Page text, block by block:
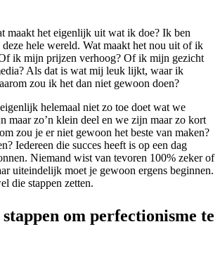
maakt het eigenlijk uit wat ik doe? Ik ben
hele wereld. Wat maakt het nou uit of ik
ik mijn prijzen verhoog? Of ik mijn gezicht
Als dat is wat mij leuk lijkt, waar ik
zou ik het dan niet gewoon doen?
helemaal niet zo toe doet wat we
maar zo’n klein deel en we zijn maar zo kort
zou je er niet gewoon het beste van maken?
Iedereen die succes heeft is op een dag
Niemand wist van tevoren 100% zeker of
uiteindelijk moet je gewoon ergens beginnen.
die stappen zetten.
om perfectionisme te